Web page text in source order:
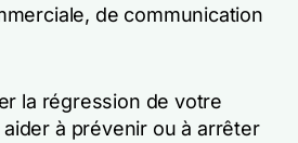
de communication
la régression de votre
à prévenir ou à arrêter